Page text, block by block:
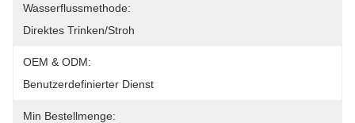
Wasserflussmethode:
Direktes Trinken/Stroh
OEM & ODM:
Benutzerdefinierter Dienst
Min Bestellmenge: